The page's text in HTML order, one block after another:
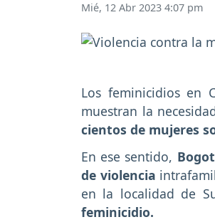
Mié, 12 Abr 2023 4:07 pm
Los feminicidios en
muestran la
cientos de mujeres
En ese sentido,
de violencia
en la localidad de
feminicidio.